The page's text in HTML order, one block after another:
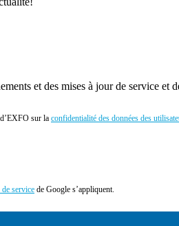
et des mises à jour de service et
sur la confidentialité des données des
service de Google s’appliquent.